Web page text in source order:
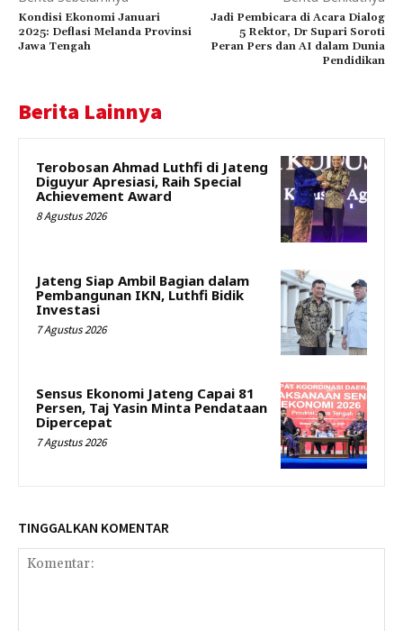
Kondisi Ekonomi Januari
2025: Deflasi Melanda Provinsi
Jawa Tengah
Jadi Pembicara di Acara Dialog
5 Rektor, Dr Supari Soroti
Peran Pers dan AI dalam Dunia
Pendidikan
Berita Lainnya
Terobosan Ahmad Luthfi di Jateng
Diguyur Apresiasi, Raih Special
Achievement Award
8 Agustus 2026
Jateng Siap Ambil Bagian dalam
Pembangunan IKN, Luthfi Bidik
Investasi
7 Agustus 2026
Sensus Ekonomi Jateng Capai 81
Persen, Taj Yasin Minta Pendataan
Dipercepat
7 Agustus 2026
TINGGALKAN KOMENTAR